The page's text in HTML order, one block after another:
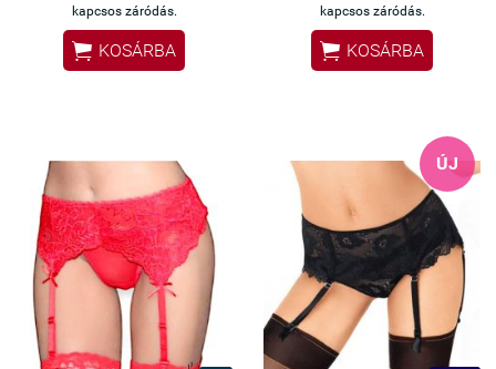
kapcsos záródás.
 KOSÁRBA
kapcsos záródás.
 KOSÁRBA
ÚJ